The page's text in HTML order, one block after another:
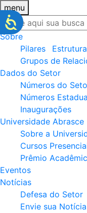
menu
Sobre
Pilares
Estrutura
Grupos de
Dados do Setor
Números do
Números
Inaugurações
Universidade Abrasce
Sobre a
Cursos
Prêmio
Eventos
Notícias
Defesa do Setor
Envie sua Notícia